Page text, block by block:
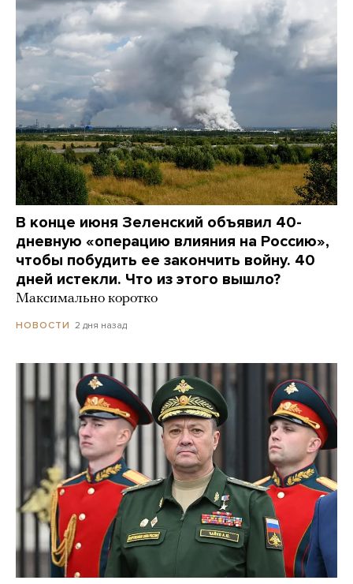
В конце июня Зеленский объявил 40-
дневную «операцию влияния на Россию»,
чтобы побудить ее закончить войну. 40
дней истекли. Что из этого вышло?
Максимально коротко
НОВОСТИ 2 дня назад